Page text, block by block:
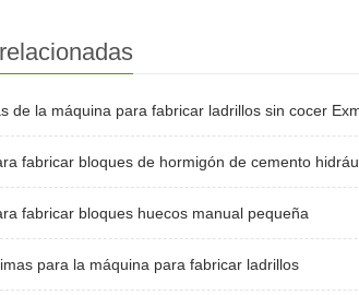
de la máquina para fabricar ladrillos sin cocer
fabricar bloques de hormigón de cemento
fabricar bloques huecos manual pequeña
para la máquina para fabricar ladrillos